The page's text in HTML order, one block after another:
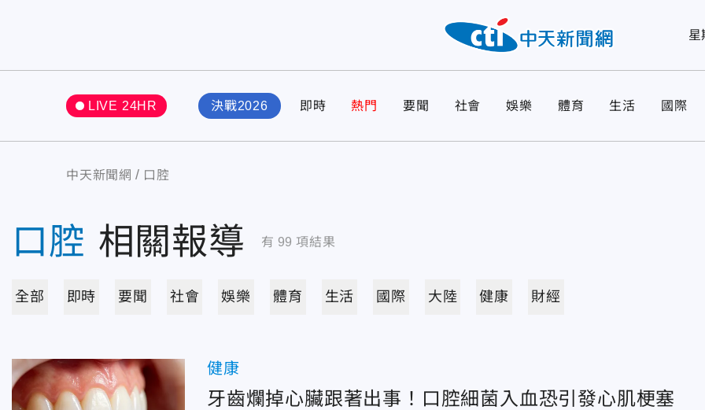
星
LIVE 24HR 決戰2026 即時 熱門 要聞 社會 娛樂 體育 生活 國際
中天新聞網 口腔
口腔 相關報導 有 99 項結果
全部 即時 要聞 社會 娛樂 體育 生活 國際 大陸 健康 財經
健康
牙齒爛掉心臟跟著出事！口腔細菌入血恐引發心肌梗塞